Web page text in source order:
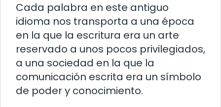
Cada palabra en este antiguo
idioma nos transporta a una época
en la que la escritura era un arte
reservado a unos pocos privilegiados,
a una sociedad en la que la
comunicación escrita era un símbolo
de poder y conocimiento.